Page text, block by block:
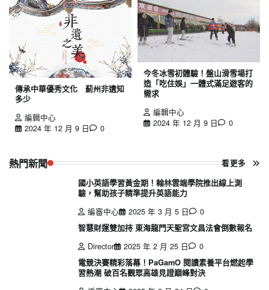
傳承中華優秀文化 薊州非遺知
多少
編輯中心
2024 年 12 月 9 日
0
今冬冰雪初體驗！盤山滑雪場打
造「吃住娛」一體式滿足遊客的
需求
編輯中心
2024 年 12 月 9 日
0
熱門新聞 看更多
國小英語學習黃金期！翰林雲端學院推出線上測
驗，幫助孩子精準提升英語能力
編審中心
2025 年 3 月 5 日
0
智慧財運雙加持 東海龍門天聖宮文昌法會倒數報名
Director
2025 年 2 月 25 日
0
電競決賽精彩落幕！PaGamO 閱讀素養平台燃起學
習熱潮 破百名觀眾高雄見證巔峰對決